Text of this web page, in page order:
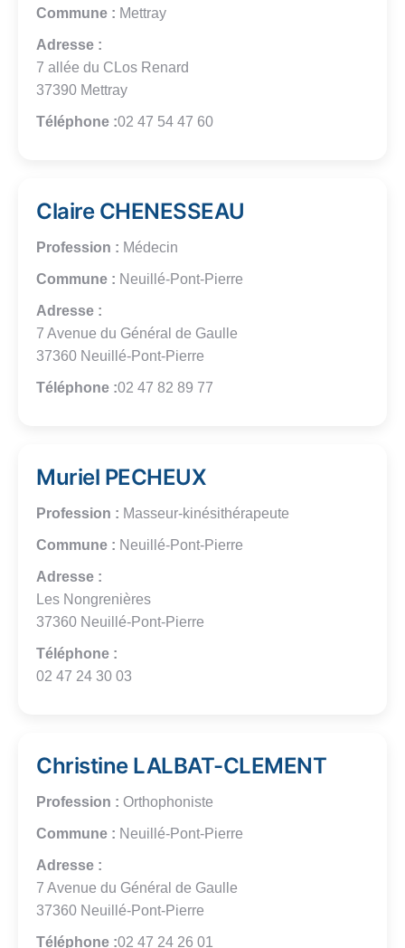
Commune : Mettray
Adresse :
7 allée du CLos Renard
37390 Mettray
Téléphone :02 47 54 47 60
Claire CHENESSEAU
Profession : Médecin
Commune : Neuillé-Pont-Pierre
Adresse :
7 Avenue du Général de Gaulle
37360 Neuillé-Pont-Pierre
Téléphone :02 47 82 89 77
Muriel PECHEUX
Profession : Masseur-kinésithérapeute
Commune : Neuillé-Pont-Pierre
Adresse :
Les Nongrenières
37360 Neuillé-Pont-Pierre
Téléphone :
02 47 24 30 03
Christine LALBAT-CLEMENT
Profession : Orthophoniste
Commune : Neuillé-Pont-Pierre
Adresse :
7 Avenue du Général de Gaulle
37360 Neuillé-Pont-Pierre
Téléphone :02 47 24 26 01